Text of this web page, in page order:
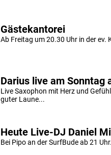
Gästekantorei
Ab Freitag um 20.30 Uhr in der ev.
Darius live am Sonntag
Live Saxophon mit Herz und
guter Laune...
Heute Live-DJ Daniel
Bei Pipo an der SurfBude ab 21